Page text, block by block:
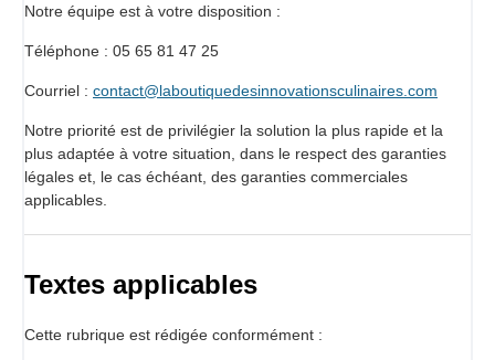
Notre équipe est à votre disposition :
Téléphone : 05 65 81 47 25
Courriel : contact@laboutiquedesinnovationsculinaires.com
Notre priorité est de privilégier la solution la plus rapide et la
plus adaptée à votre situation, dans le respect des garanties
légales et, le cas échéant, des garanties commerciales
applicables.
Textes applicables
Cette rubrique est rédigée conformément :